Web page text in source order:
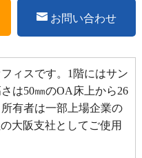
お問い合わせ
ィスです。1階にはサン
は50㎜のOA床上から26
有者は一部上場企業の
大阪支社としてご使用